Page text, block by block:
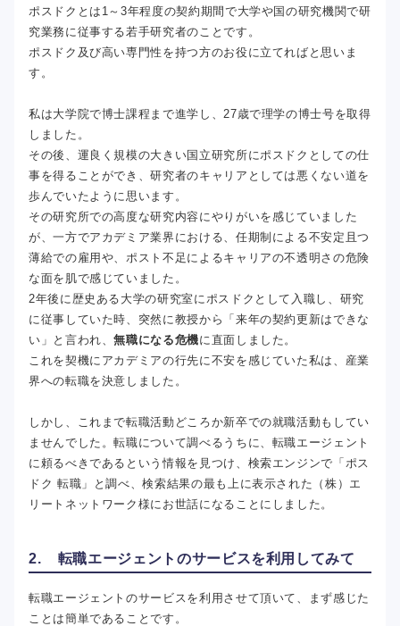
ポスドクとは1～3年程度の契約期間で大学や国の研究機関で研
究業務に従事する若手研究者のことです。
ポスドク及び高い専門性を持つ方のお役に立てればと思いま
す。
私は大学院で博士課程まで進学し、27歳で理学の博士号を取得
しました。
その後、運良く規模の大きい国立研究所にポスドクとしての仕
事を得ることができ、研究者のキャリアとしては悪くない道を
歩んでいたように思います。
その研究所での高度な研究内容にやりがいを感じていました
が、一方でアカデミア業界における、任期制による不安定且つ
薄給での雇用や、ポスト不足によるキャリアの不透明さの危険
な面を肌で感じていました。
2年後に歴史ある大学の研究室にポスドクとして入職し、研究
に従事していた時、突然に教授から「来年の契約更新はできな
い」と言われ、無職になる危機に直面しました。
これを契機にアカデミアの行先に不安を感じていた私は、産業
界への転職を決意しました。
しかし、これまで転職活動どころか新卒での就職活動もしてい
ませんでした。転職について調べるうちに、転職エージェント
に頼るべきであるという情報を見つけ、検索エンジンで「ポス
ドク 転職」と調べ、検索結果の最も上に表示された（株）エ
リートネットワーク様にお世話になることにしました。
2. 転職エージェントのサービスを利用してみて
転職エージェントのサービスを利用させて頂いて、まず感じた
ことは簡単であることです。